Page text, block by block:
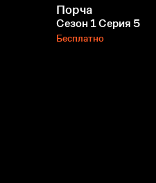
Порча
Сезон 1 Серия 5
Бесплатно